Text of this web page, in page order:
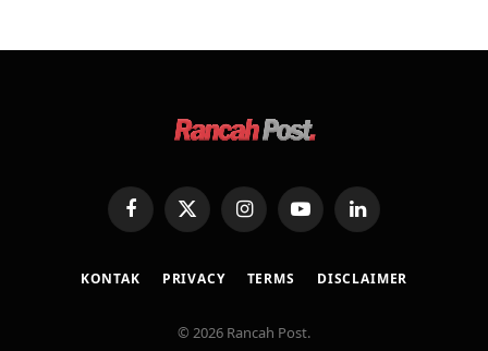
FacebookX
(Twitter)
InstagramYouTubeLinkedIn
KONTAK PRIVACY TERMS DISCLAIMER
© 2026 Rancah Post.